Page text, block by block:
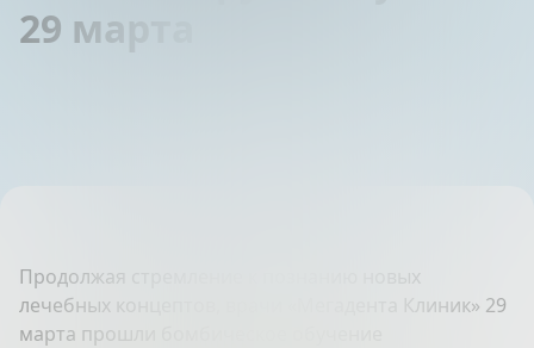
29 марта
Продолжая стремление к познанию новых
лечебных концептов, врачи «Мегадента Клиник» 29
марта прошли бомбическое обучение